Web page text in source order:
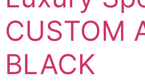
CUSTOM
BLACK